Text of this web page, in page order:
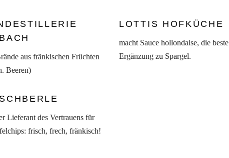
aus fränkischen Früchten
Beeren)
LOTTIS HOFKÜCHE
macht Sauce hollondaise, die beste
Ergänzung zu Spargel.
Lieferant des Vertrauens für
frisch, frech, fränkisch!